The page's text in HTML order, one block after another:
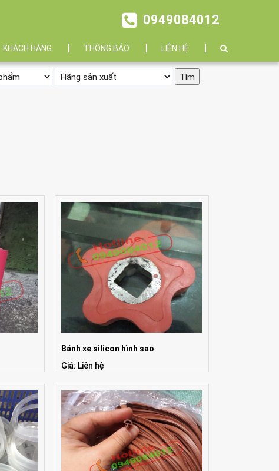
KHÁCH HÀNG THÔNG BÁO LIÊN HỆ
0949084012
Bánh xe silicon hình sao
Giá: Liên hệ